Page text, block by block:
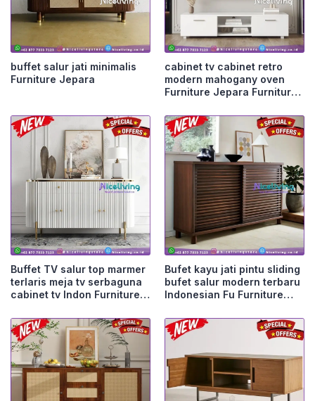
buffet salur jati minimalis
Furniture Jepara
cabinet tv cabinet retro
modern mahogany oven
Furniture Jepara Furniture
Buffet TV salur top marmer
terlaris meja tv serbaguna
cabinet tv Indon Furniture
Bufet kayu jati pintu sliding
bufet salur modern terbaru
Indonesian Fu Furniture